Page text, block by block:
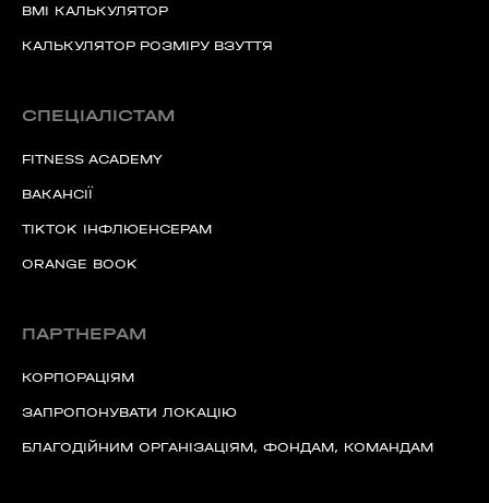
BMI КАЛЬКУЛЯТОР
КАЛЬКУЛЯТОР РОЗМІРУ ВЗУТТЯ
СПЕЦІАЛІСТАМ
FITNESS ACADEMY
ВАКАНСІЇ
TIKTOK ІНФЛЮЕНСЕРАМ
ORANGE BOOK
ПАРТНЕРАМ
КОРПОРАЦІЯМ
ЗАПРОПОНУВАТИ ЛОКАЦІЮ
БЛАГОДІЙНИМ ОРГАНІЗАЦІЯМ, ФОНДАМ, КОМАНДАМ